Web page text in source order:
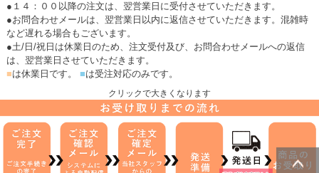
●１４：００以降の注文は、翌営業日に受付させていただきます。
●お問合わせメールは、翌営業日以内に返信させていただきます。混雑時
など遅れる場合もございます。
●土/日/祝日は休業日のため、注文受付及び、お問合わせメールへの返信
は、翌営業日させていただきます。
■は休業日です。 ■は受注対応のみです。
クリックで大きくなります